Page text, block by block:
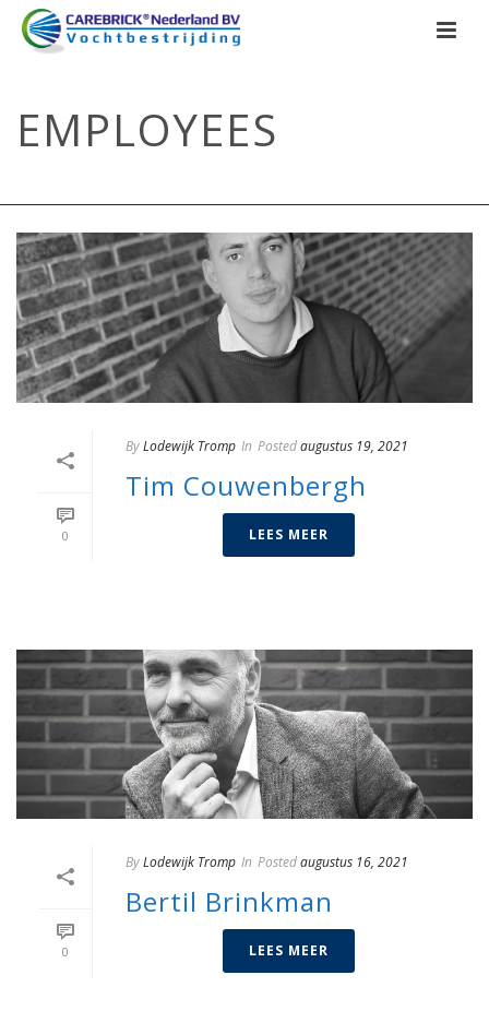
EMPLOYEES
0
ByLodewijk Tromp In Postedaugustus 19, 2021
Tim Couwenbergh
LEES MEER
0
ByLodewijk Tromp In Postedaugustus 16, 2021
Bertil Brinkman
LEES MEER